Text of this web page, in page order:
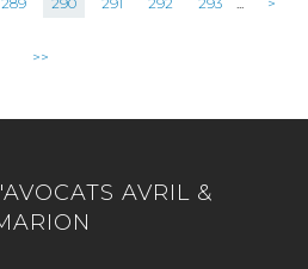
>>
AVRIL &